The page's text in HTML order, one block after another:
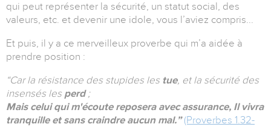
qui peut représenter la sécurité, un statut social, des
valeurs, etc. et devenir une idole, vous l’aviez compris...
Et puis, il y a ce merveilleux proverbe qui m’a aidée à
prendre position :
“Car la résistance des stupides les tue, et la sécurité des
insensés les perd;
Mais celui qui m'écoute reposera avec assurance, Il vivra
tranquille et sans craindre aucun mal.” (Proverbes 1.32-